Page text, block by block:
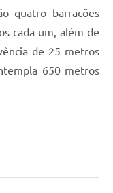
quatro barracões
cada um, além de
de 25 metros
650 metros